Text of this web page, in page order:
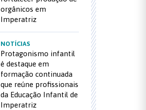
orgânicos em
Imperatriz
NOTÍCIAS
Protagonismo infantil
é destaque em
formação continuada
que reúne profissionais
da Educação Infantil de
Imperatriz